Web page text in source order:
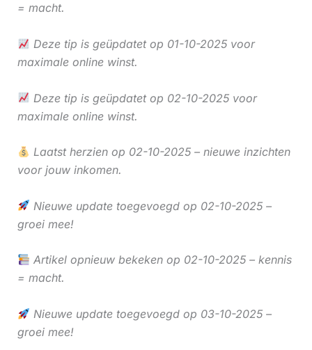
= macht.
Deze tip is geüpdatet op 01-10-2025 voor
maximale online winst.
Deze tip is geüpdatet op 02-10-2025 voor
maximale online winst.
Laatst herzien op 02-10-2025 – nieuwe inzichten
voor jouw inkomen.
Nieuwe update toegevoegd op 02-10-2025 –
groei mee!
Artikel opnieuw bekeken op 02-10-2025 – kennis
= macht.
Nieuwe update toegevoegd op 03-10-2025 –
groei mee!